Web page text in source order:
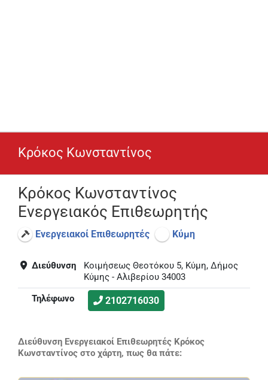
Κρόκος Κωνσταντίνος
Κρόκος Κωνσταντίνος
Ενεργειακός Επιθεωρητής
Ενεργειακοί Επιθεωρητές Κύμη
Διεύθυνση
Κοιμήσεως Θεοτόκου 5, Κύμη, Δήμος
Κύμης - Αλιβερίου 34003
Τηλέφωνο
2102716030
Διεύθυνση Ενεργειακοί Επιθεωρητές Κρόκος
Κωνσταντίνος στο χάρτη, πως θα πάτε: